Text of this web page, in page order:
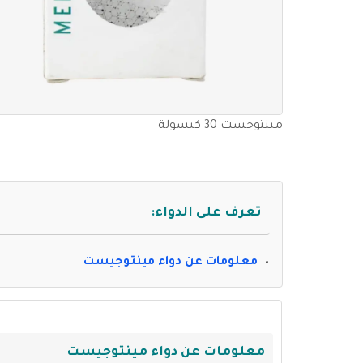
مينتوجست 30 كبسولة
تعرف على الدواء:
معلومات عن دواء مينتوجيست
معلومات عن دواء مينتوجيست